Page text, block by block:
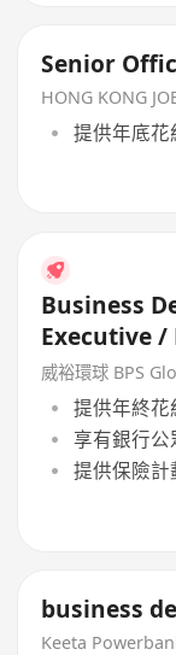
Senior
HONG KONG
提供年底花
Business
Executive
威裕環球 BPS
提供年終花
享有銀行公
提供保險計
business
Keeta